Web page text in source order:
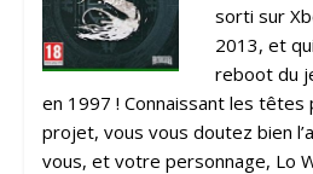
sorti sur
2013, et
reboot du
en 1997 ! Connaissant les
projet, vous vous doutez bien
vous, et votre personnage, Lo